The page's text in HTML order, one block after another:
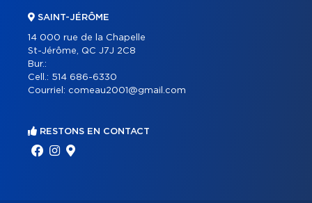
SAINT-JÉRÔME
14 000 rue de la Chapelle
St-Jérôme, QC J7J 2C8
Bur.:
Cell.: 514 686-6330
Courriel: comeau2001@gmail.com
RESTONS EN CONTACT